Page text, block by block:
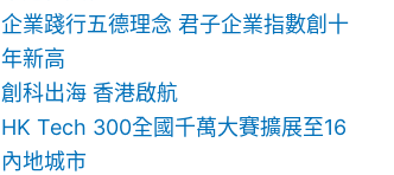
企業踐行五德理念 君子企業指數創十
年新高
創科出海 香港啟航
HK Tech 300全國千萬大賽擴展至16
內地城市